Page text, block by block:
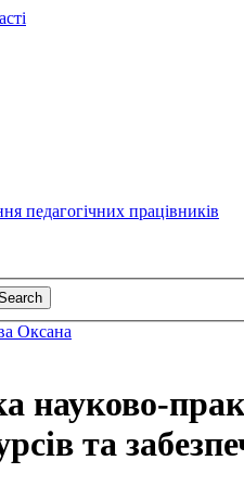
педагогічних працівників
Оксана
науково-
та